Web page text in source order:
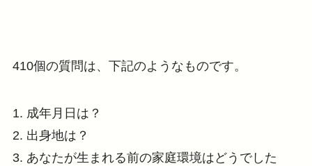
410個の質問は、下記のようなものです。
1. 成年月日は？
2. 出身地は？
3. あなたが生まれる前の家庭環境はどうでした